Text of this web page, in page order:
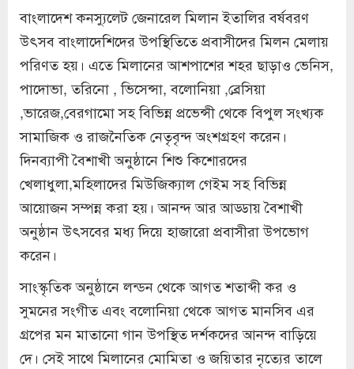
বাংলাদেশ কনস্যুলেট জেনারেল মিলান ইতালির বর্ষবরণ
উৎসব বাংলাদেশিদের উপস্থিতিতে প্রবাসীদের মিলন মেলায়
পরিণত হয়। এতে মিলানের আশপাশের শহর ছাড়াও ভেনিস,
পাদোভা, তরিনো , ভিসেন্সা, বলোনিয়া ,ব্রেসিয়া
,ভারেজ,বেরগামো সহ বিভিন্ন প্রভেন্সী থেকে বিপুল সংখ্যক
সামাজিক ও রাজনৈতিক নেতৃবৃন্দ অংশগ্রহণ করেন।
দিনব্যাপী বৈশাখী অনুষ্ঠানে শিশু কিশোরদের
খেলাধুলা,মহিলাদের মিউজিক্যাল গেইম সহ বিভিন্ন
আয়োজন সম্পন্ন করা হয়। আনন্দ আর আড্ডায় বৈশাখী
অনুষ্ঠান উৎসবের মধ্য দিয়ে হাজারো প্রবাসীরা উপভোগ
করেন।
সাংস্কৃতিক অনুষ্ঠানে লন্ডন থেকে আগত শতাব্দী কর ও
সুমনের সংগীত এবং বলোনিয়া থেকে আগত মানসিব এর
গ্রপের মন মাতানো গান উপস্থিত দর্শকদের আনন্দ বাড়িয়ে
দে। সেই সাথে মিলানের মোমিতা ও জয়িতার নৃত্যের তালে